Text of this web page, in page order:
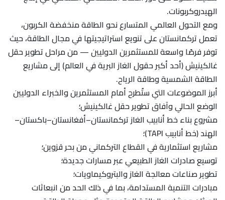
الهيدروكربونات.
ومع التحول العالمي المتسارع نحو الطاقة منخفضة الكربون،
تعمل تركمانستان على تنويع استراتيجيتها في مجال الطاقة، حيث
توفر فرصًا واسعة للمستثمرين الدوليين — من مراحل تطوير حقل
غالكينيش (أحد أكبر حقول الغاز البرية في العالم) إلى مشاريع
الطاقة الشمسية وطاقة الرياح.
أبرز الموضوعات التي ستُطرح أمام المستثمرين والخبراء الدوليين
الوضع الحالي وآفاق تطوير حقل غالكينيش؛
مشروع بناء خط أنابيب الغاز تركمانستان–أفغانستان–باكستان–
الهند (خط أنابيب TAPI)؛
مشاريع استثمارية في القطاع التركماني من بحر قزوين؛
توسيع صادرات الغاز الطبيعي عبر مسارات جديدة؛
تطوير صناعات معالجة الغاز والبتروكيماويات؛
مبادرات التنمية المستدامة، بما في ذلك الحد من انبعاثات